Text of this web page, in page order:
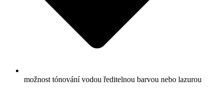
možnost tónování vodou ředitelnou barvou nebo lazurou